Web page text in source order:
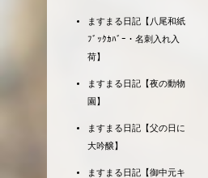
ますまる日記【八尾和紙
ﾌﾞｯｸｶﾊﾞｰ・名刺入れ入
荷】
ますまる日記【夜の動物
園】
ますまる日記【父の日に
大吟醸】
ますまる日記【御中元キ